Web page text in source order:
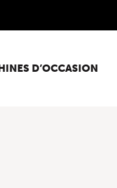
D’OCCASION